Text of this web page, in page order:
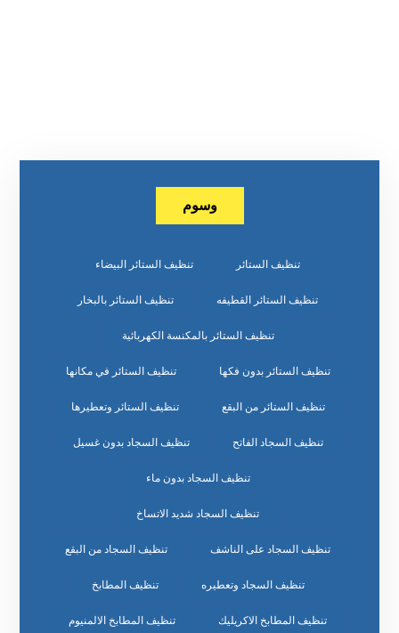
وسوم
تنظيف الستائر تنظيف الستائر البيضاء
تنظيف الستائر القطيفه تنظيف الستائر بالبخار
تنظيف الستائر بالمكنسة الكهربائية
تنظيف الستائر بدون فكها تنظيف الستائر في مكانها
تنظيف الستائر من البقع تنظيف الستائر وتعطيرها
تنظيف السجاد الفاتح تنظيف السجاد بدون غسيل
تنظيف السجاد بدون ماء
تنظيف السجاد شديد الاتساخ
تنظيف السجاد على الناشف تنظيف السجاد من البقع
تنظيف السجاد وتعطيره تنظيف المطابخ
تنظيف المطابخ الاكريليك تنظيف المطابخ الالمنيوم